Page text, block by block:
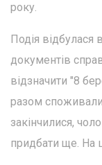
року.
Подія відбулася
документів
відзначити "8
разом
закінчилися,
придбати ще. На